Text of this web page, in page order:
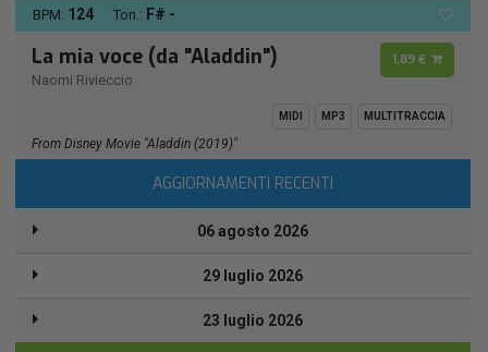
BPM: 124 Ton.: F# -
La mia voce (da "Aladdin")
Naomi Rivieccio
1,89 €
MIDI MP3 MULTITRACCIA
From Disney Movie "Aladdin (2019)"
AGGIORNAMENTI RECENTI
06 agosto 2026
29 luglio 2026
23 luglio 2026